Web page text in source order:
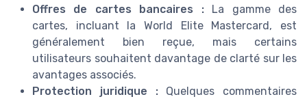
Offres de cartes bancaires :La gamme des
cartes, incluant la World Elite Mastercard, est
généralement bien reçue, mais certains
utilisateurs souhaitent davantage de clarté sur les
avantages associés.
Protection juridique :Quelques commentaires